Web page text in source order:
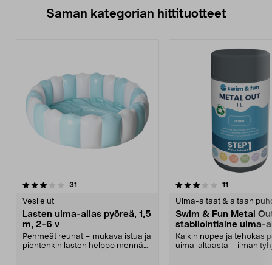
Saman kategorian hittituotteet
31
Vesilelut
Lasten uima-allas pyöreä, 1,5
m, 2-6 v
Pehmeät reunat – mukava istua ja
pientenkin lasten helppo mennä
3.5 viidestä
11
Uima-altaat & altaan
Swim & Fun Metal
stabilointiaine uima-
Kalkin nopea ja tehokas
uima-altaasta – ilman
4.0 viidestä